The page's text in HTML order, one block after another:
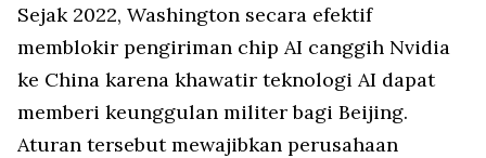
Sejak 2022, Washington secara efektif
memblokir pengiriman chip AI canggih Nvidia
ke China karena khawatir teknologi AI dapat
memberi keunggulan militer bagi Beijing.
Aturan tersebut mewajibkan perusahaan